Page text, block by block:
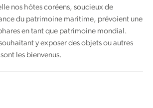
nos hôtes coréens, soucieux de
du patrimoine maritime, prévoient une
en tant que patrimoine mondial.
y exposer des objets ou autres
les bienvenus.